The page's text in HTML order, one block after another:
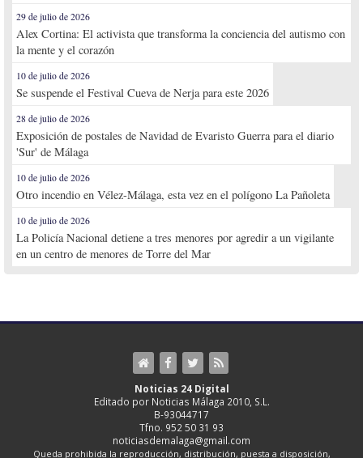
29 de julio de 2026
Alex Cortina: El activista que transforma la conciencia del autismo con
la mente y el corazón
10 de julio de 2026
Se suspende el Festival Cueva de Nerja para este 2026
28 de julio de 2026
Exposición de postales de Navidad de Evaristo Guerra para el diario
'Sur' de Málaga
10 de julio de 2026
Otro incendio en Vélez-Málaga, esta vez en el polígono La Pañoleta
10 de julio de 2026
La Policía Nacional detiene a tres menores por agredir a un vigilante
en un centro de menores de Torre del Mar
Noticias 24 Digital
Editado por Noticias Málaga 2010, S.L.
B-93044717
Tfno. 952 50 31 93
noticiasdemalaga@gmail.com
Queda prohibida la reproducción, distribución, puesta a disposición,